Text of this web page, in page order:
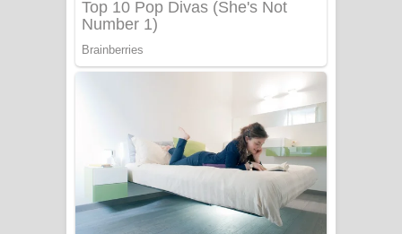
Heavy Weight Song Lyrics
Aye Lanweela Song Lyrics - ආයේ
Ala purannata Song Lyrics - ආල
පුරන්නට ගීතයේ පද පෙළ
FEVER DREAM Lyrics - Alex Warren